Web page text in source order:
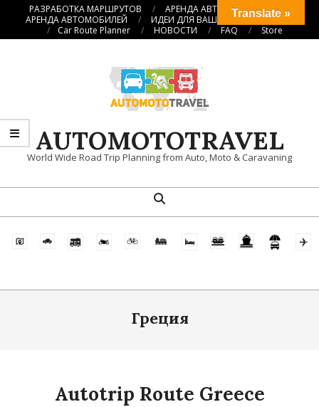
ПерейтиРАЗРАБОТКА МАРШРУТОВ
АРЕНДА АВТОКЕМПЕРОВ
АРЕНДА АВТОМОБИЛЕЙ
ИДЕИ ДЛЯ ВАШИХ ПУТЕШЕСТВИЙ
Car Route Planner
НОВОСТИ FAQ Store
AUTOMOTOTRAVEL
World Wide Road Trip Planning from Auto, Moto & Caravaning
навигационное
Поиск
Греция
Autotrip Route Greece
Translate »